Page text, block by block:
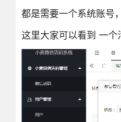
都是需要一个系统账号
这里大家可以看到 一个